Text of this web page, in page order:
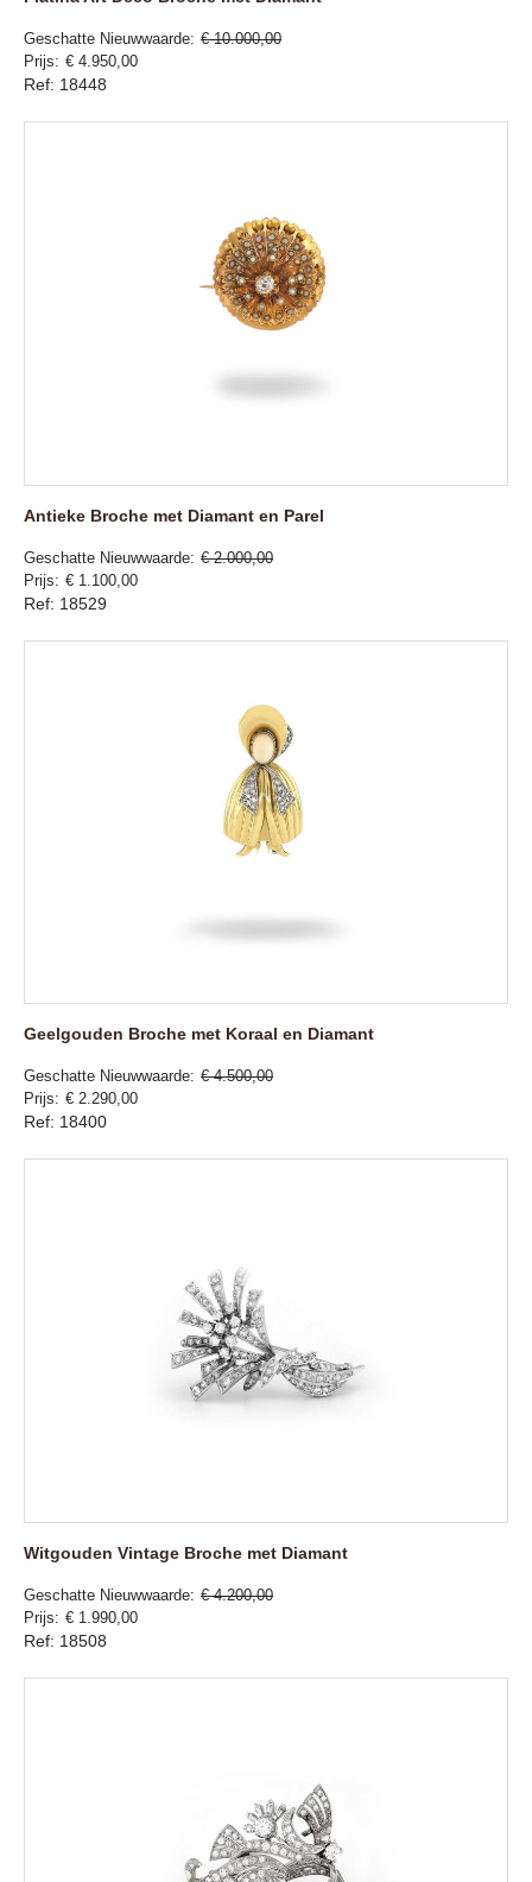
Geschatte Nieuwwaarde € 10.000,00
Prijs
€ 4.950,00
Ref: 18448
Antieke Broche met Diamant en Parel
Geschatte Nieuwwaarde € 2.000,00
Prijs
€ 1.100,00
Ref: 18529
Geelgouden Broche met Koraal en Diamant
Geschatte Nieuwwaarde € 4.500,00
Prijs
€ 2.290,00
Ref: 18400
Witgouden Vintage Broche met Diamant
Geschatte Nieuwwaarde € 4.200,00
Prijs
€ 1.990,00
Ref: 18508